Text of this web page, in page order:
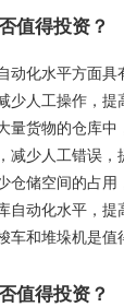
值得投资？
动化水平方面
少人工操作，提
量货物的仓库
减少人工错误
仓储空间的占用
自动化水平，提
和堆垛机是值
值得投资？